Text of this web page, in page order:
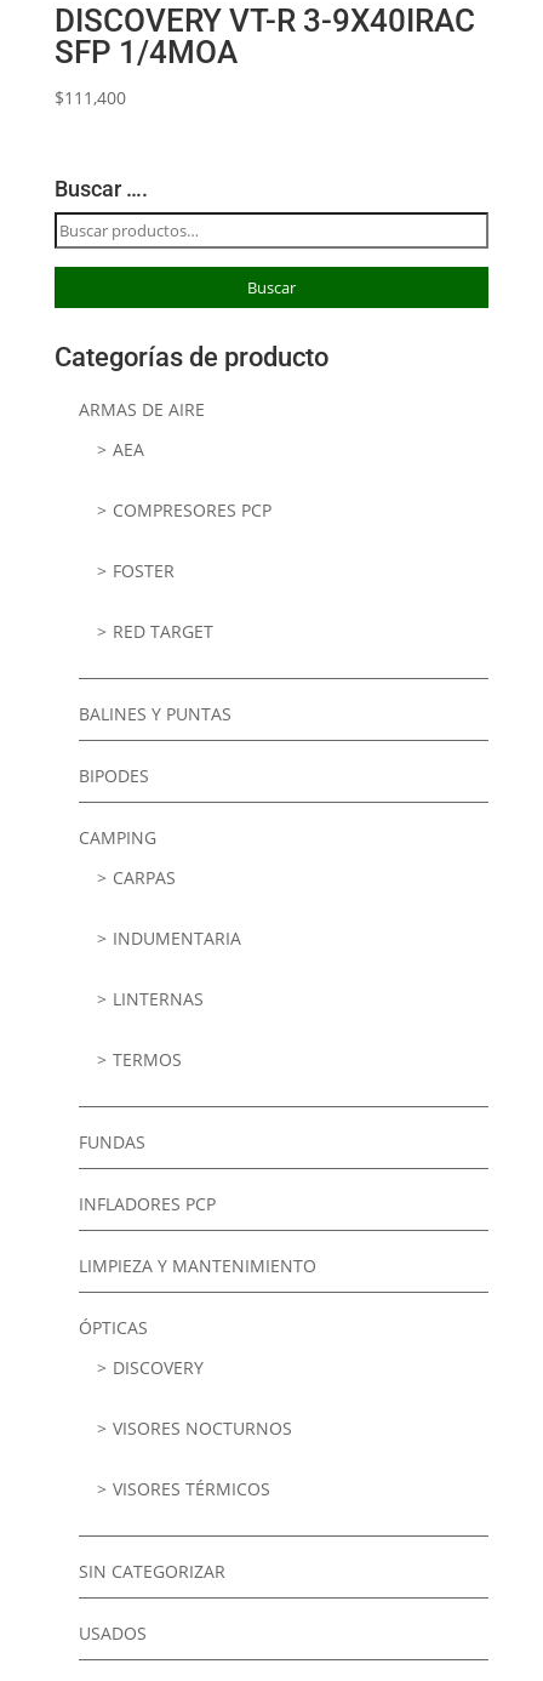
DISCOVERY VT-R 3-9X40IRAC
SFP 1/4MOA
$111,400
Buscar ….
Buscar
por:
Buscar
Categorías de producto
ARMAS DE AIRE
AEA
COMPRESORES PCP
FOSTER
RED TARGET
BALINES Y PUNTAS
BIPODES
CAMPING
CARPAS
INDUMENTARIA
LINTERNAS
TERMOS
FUNDAS
INFLADORES PCP
LIMPIEZA Y MANTENIMIENTO
ÓPTICAS
DISCOVERY
VISORES NOCTURNOS
VISORES TÉRMICOS
SIN CATEGORIZAR
USADOS